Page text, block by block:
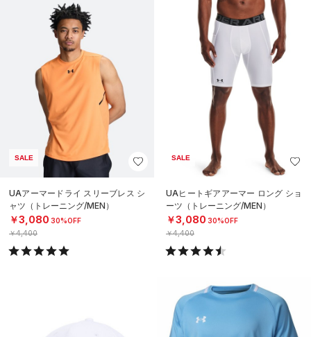
SALE
UAアーマードライ スリーブレス シ
ャツ（トレーニング/MEN）
￥3,080 30%OFF
￥4,400
SALE
UAヒートギアアーマー ロング ショ
ーツ（トレーニング/MEN）
￥3,080 30%OFF
￥4,400